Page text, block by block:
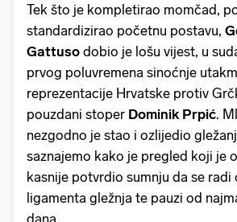
Tek što je kompletirao momčad,
standardizirao početnu postavu,
Gattuso dobio je lošu vijest, u
prvog poluvremena sinoćnje
reprezentacije Hrvatske protiv
pouzdani stoper Dominik Prpić.
nezgodno je stao i ozlijedio
saznajemo kako je pregled koji je
kasnije potvrdio sumnju da se radi
ligamenta gležnja te pauzi od
dana.